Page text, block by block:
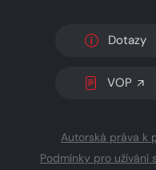
Dotazy
VOP
Autorská práva k
Podmínky pro užívání